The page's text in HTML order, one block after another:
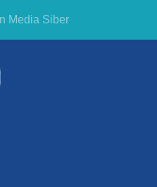
Media Siber